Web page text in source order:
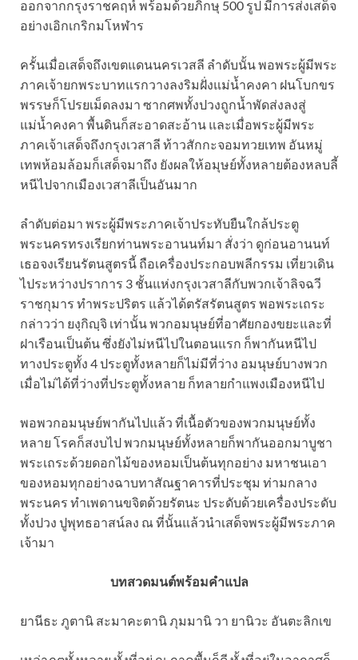
ออกจากกรุงราชคฤห์ พร้อมด้วยภิกษุ 500 รูป มีการส่งเสด็จ
อย่างเอิกเกริกมโหฬาร
ครั้นเมื่อเสด็จถึงเขตแดนนครเวสลี ลำดับนั้น พอพระผู้มีพระ
ภาคเจ้ายกพระบาทแรกวางลงริมฝั่งแม่น้ำคงคา ฝนโบกขร
พรรษก็โปรยเม็ดลงมา ซากศพทั้งปวงถูกน้ำพัดส่งลงสู่
แม่น้ำคงคา พื้นดินก็สะอาดสะอ้าน และเมื่อพระผู้มีพระ
ภาคเจ้าเสด็จถึงกรุงเวสาลี ท้าวสักกะจอมทวยเทพ อันหมู่
เทพห้อมล้อมก็เสด็จมาถึง ยังผลให้อมุษย์ทั้งหลายต้องหลบลี้
หนีไปจากเมืองเวสาลีเป็นอันมาก
ลำดับต่อมา พระผู้มีพระภาคเจ้าประทับยืนใกล้ประตู
พระนครทรงเรียกท่านพระอานนท์มา สั่งว่า ดูก่อนอานนท์
เธอจงเรียนรัตนสูตรนี้ ถือเครื่องประกอบพลีกรรม เที่ยวเดิน
ไประหว่างปราการ 3 ชั้นแห่งกรุงเวสาลีกับพวกเจ้าลิจฉวี
ราชกุมาร ทำพระปริตร แล้วได้ตรัสรัตนสูตร พอพระเถระ
กล่าวว่า ยงฺกิญฺจิ เท่านั้น พวกอมนุษย์ที่อาศัยกองขยะและที่
ฝาเรือนเป็นต้น ซึ่งยังไม่หนีไปในตอนแรก ก็พากันหนีไป
ทางประตูทั้ง 4 ประตูทั้งหลายก็ไม่มีที่ว่าง อมนุษย์บางพวก
เมื่อไม่ได้ที่ว่างที่ประตูทั้งหลาย ก็ทลายกำแพงเมืองหนีไป
พอพวกอมนุษย์พากันไปแล้ว ที่เนื้อตัวของพวกมนุษย์ทั้ง
หลาย โรคก็สงบไป พวกมนุษย์ทั้งหลายก็พากันออกมาบูชา
พระเถระด้วยดอกไม้ของหอมเป็นต้นทุกอย่าง มหาชนเอา
ของหอมทุกอย่างฉาบทาสัณฐาคารที่ประชุม ท่ามกลาง
พระนคร ทำเพดานขจิตด้วยรัตนะ ประดับด้วยเครื่องประดับ
ทั้งปวง ปูพุทธอาสน์ลง ณ ที่นั้นแล้วนำเสด็จพระผู้มีพระภาค
เจ้ามา
บทสวดมนต์พร้อมคำแปล
ยานีธะ ภูตานิ สะมาคะตานิ ภุมมานิ วา ยานิวะ อันตะลิกเข